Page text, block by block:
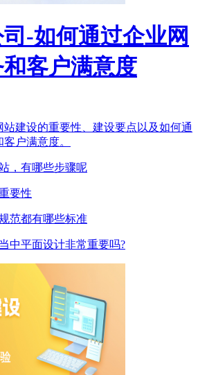
-如何通过企业网
客户满意度
建设的重要性、建设要点以及如何通
户满意度。
，有哪些步骤呢
要性
范都有哪些标准
中平面设计非常重要吗?